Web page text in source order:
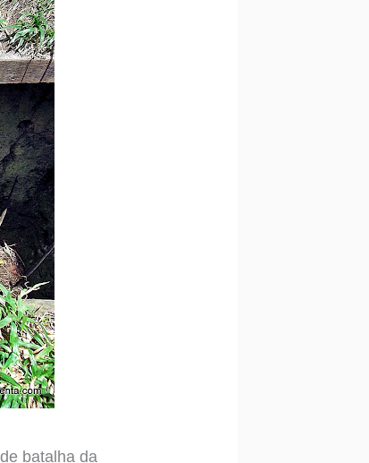
batalha da